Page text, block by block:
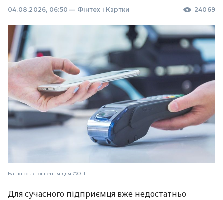
04.08.2026, 06:50 — Фінтех і Картки 24069
Банківські рішення для ФОП
Для сучасного підприємця вже недостатньо